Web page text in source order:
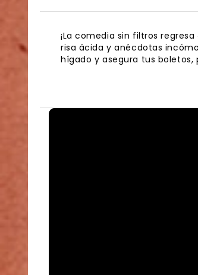
¡La comedia sin filtros
risa ácida y anécdotas
hígado y asegura tus